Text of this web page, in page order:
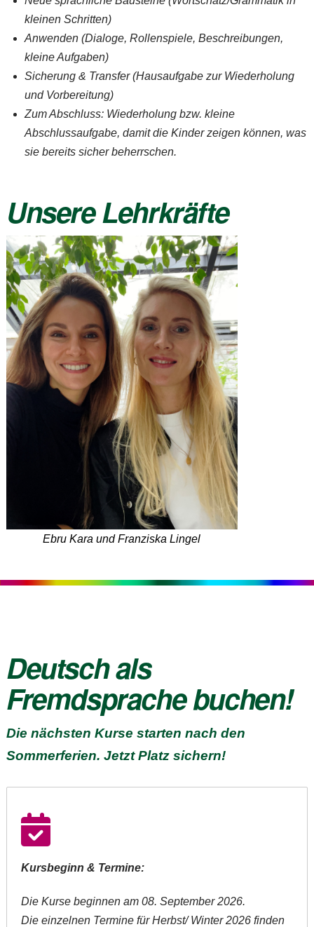
kleinen Schritten)
Anwenden (Dialoge, Rollenspiele, Beschreibungen,
kleine Aufgaben)
Sicherung & Transfer (Hausaufgabe zur Wiederholung
und Vorbereitung)
Zum Abschluss: Wiederholung bzw. kleine
Abschlussaufgabe, damit die Kinder zeigen können, was
sie bereits sicher beherrschen.
Unsere Lehrkräfte
Ebru Kara und Franziska Lingel
Deutsch als
Fremdsprachebuchen!
Die nächsten Kurse starten nach den
Sommerferien. Jetzt Platz sichern!
Kursbeginn & Termine:
Die Kurse beginnen am 08. September 2026.
Die einzelnen Termine für Herbst/ Winter 2026 finden